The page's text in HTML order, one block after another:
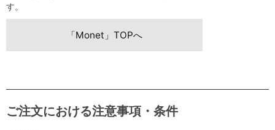
す。
「Monet」TOPへ
ご注文における注意事項・条件